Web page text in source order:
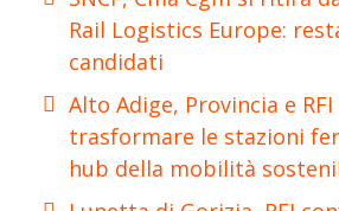
Rail Logistics Europe:
candidati
Alto Adige, Provincia e
trasformare le stazioni
hub della mobilità